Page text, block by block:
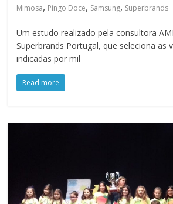
Mimosa, Pingo Doce, Samsung, Superbrands
Um estudo realizado pela consultora
Superbrands Portugal, que seleciona as
indicadas por mil
Read more